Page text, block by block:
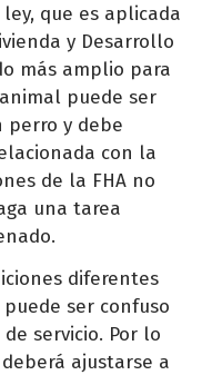
que es aplicada
y Desarrollo
más amplio para
puede ser
perro y debe
con la
de la FHA no
una tarea
diferentes
ser confuso
servicio. Por lo
deberá ajustarse a